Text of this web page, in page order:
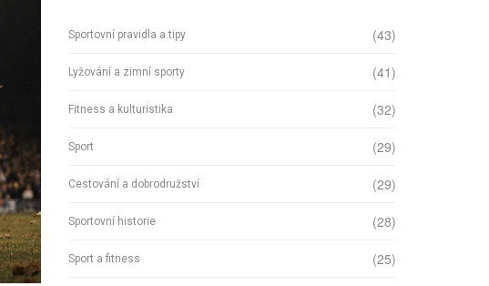
Sportovní pravidla a tipy (43)
Lyžování a zimní sporty (41)
Fitness a kulturistika (32)
Sport (29)
Cestování a dobrodružství (29)
Sportovní historie (28)
Sport a fitness (25)